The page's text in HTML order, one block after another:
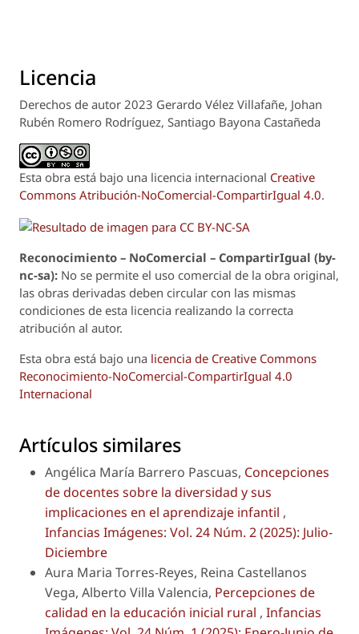
Licencia
Derechos de autor 2023 Gerardo Vélez Villafañe, Johan
Rubén Romero Rodríguez, Santiago Bayona Castañeda
Esta obra está bajo una licencia internacional Creative
Commons Atribución-NoComercial-CompartirIgual 4.0.
Reconocimiento – NoComercial – CompartirIgual (by-
nc-sa): No se permite el uso comercial de la obra original,
las obras derivadas deben circular con las mismas
condiciones de esta licencia realizando la correcta
atribución al autor.
Esta obra está bajo una licencia de Creative Commons
Reconocimiento-NoComercial-CompartirIgual 4.0
Internacional
Artículos similares
Angélica María Barrero Pascuas, Concepciones
de docentes sobre la diversidad y sus
implicaciones en el aprendizaje infantil ,
Infancias Imágenes: Vol. 24 Núm. 2 (2025): Julio-
Diciembre
Aura Maria Torres-Reyes, Reina Castellanos
Vega, Alberto Villa Valencia, Percepciones de
calidad en la educación inicial rural , Infancias